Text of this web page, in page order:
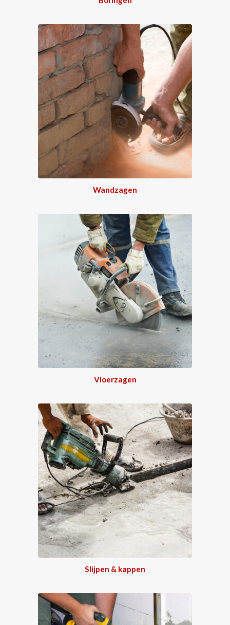
Wandzagen
Vloerzagen
Slijpen & kappen